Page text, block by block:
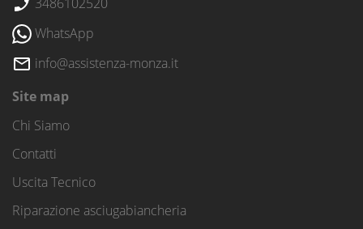
WhatsApp
info@assistenza-monza.it
Site map
Chi Siamo
Contatti
Uscita Tecnico
Riparazione asciugabiancheria